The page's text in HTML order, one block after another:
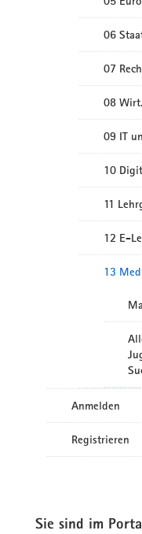
06
07
08
09 IT
10
11
12 E-
13
Anmelden
Registrieren
Sie sind im